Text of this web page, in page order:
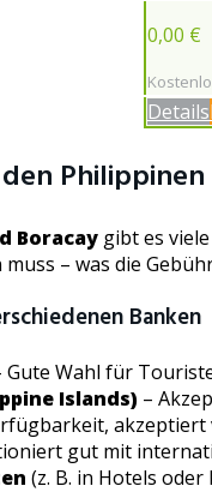
0,00 €
Details
Boracay gibt es
– was die
Banken
Gute Wahl für
Islands) –
akzeptiert
gut mit
(z. B. in Hotels